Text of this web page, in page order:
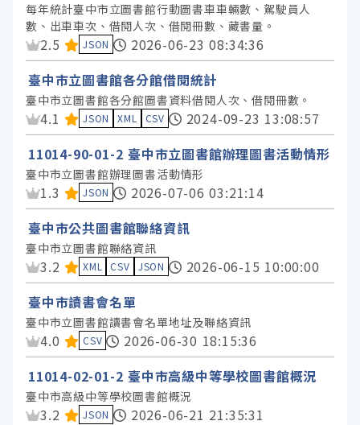
標籤
授權
每年統計臺中市立圖書館行動圖書車車輛數、駕駛員人
數、出車車次、借閱人次、借閱冊數、藏書量。
資料集評分：
2.5 JSON
2026-06-23 08:34:36
臺中市立圖書館各分館借閱統計
臺中市立圖書館各分館圖書資料借閱人次、借閱冊數。
資料集評分：
4.1 JSON XML CSV
2024-09-23 13:08:57
11014-90-01-2 臺中市立圖書館辦理圖書活動情形
臺中市立圖書館辦理圖書活動情形
資料集評分：
1.3 JSON
2026-07-06 03:21:14
臺中市公共圖書館聯絡資訊
臺中市立圖書館聯絡資訊
資料集評分：
3.2 XML CSV JSON
2026-06-15 10:00:00
臺中市讀書會名單
臺中市立圖書館讀書會名單地址及聯絡資訊
資料集評分：
4.0 CSV
2026-06-30 18:15:36
11014-02-01-2 臺中市高級中等學校圖書館概況
臺中市高級中等學校圖書館概況
資料集評分：
3.2 JSON
2026-06-21 21:35:31